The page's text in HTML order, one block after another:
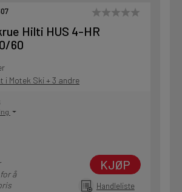
Hilti HUS 4-HR
60
i Motek Ski + 3 andre
å
KJØP
Handleliste